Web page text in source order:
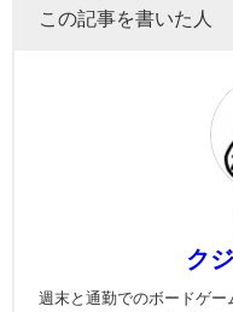
この記事を書いた人
ク
週末と通勤でのボードゲー